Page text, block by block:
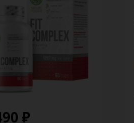
₽